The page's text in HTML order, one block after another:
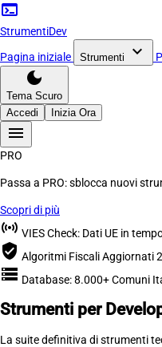
terminal
StrumentiDev
Pagina iniziale
Strumenti expand_more
dark_mode
Tema Scuro
Accedi
Inizia Ora
menu
PRO
Passa a PRO:sblocca nuovi
Scopri di più
sensors VIES Check: Dati UE in
verified_user Algoritmi Fiscali Aggiornati
storage Database: 8.000+ Comuni
Strumenti per
La suite definitiva di strumenti